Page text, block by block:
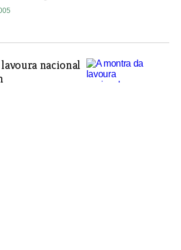
nacional